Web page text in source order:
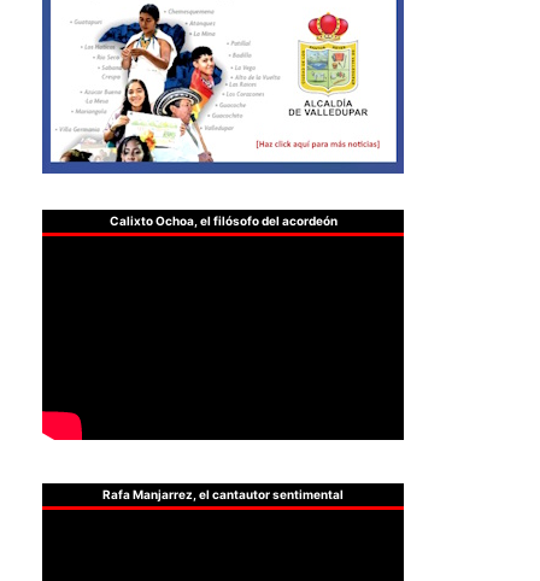
Calixto Ochoa, el filósofo del acordeón
Rafa Manjarrez, el cantautor sentimental